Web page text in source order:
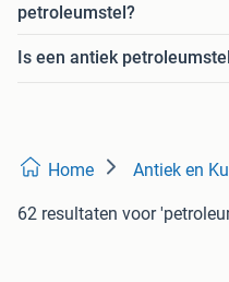
petroleumstel?
Is een antiek
Home Antiek en
62 resultaten voor